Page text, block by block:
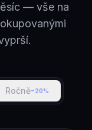
— vše na
Ročně−20%